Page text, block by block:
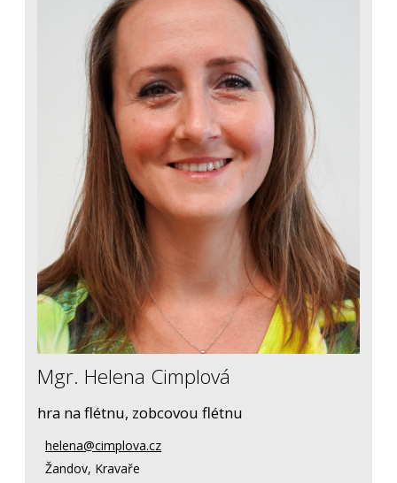
Mgr. Helena Cimplová
hra na flétnu, zobcovou flétnu
helena@cimplova.cz
Žandov, Kravaře